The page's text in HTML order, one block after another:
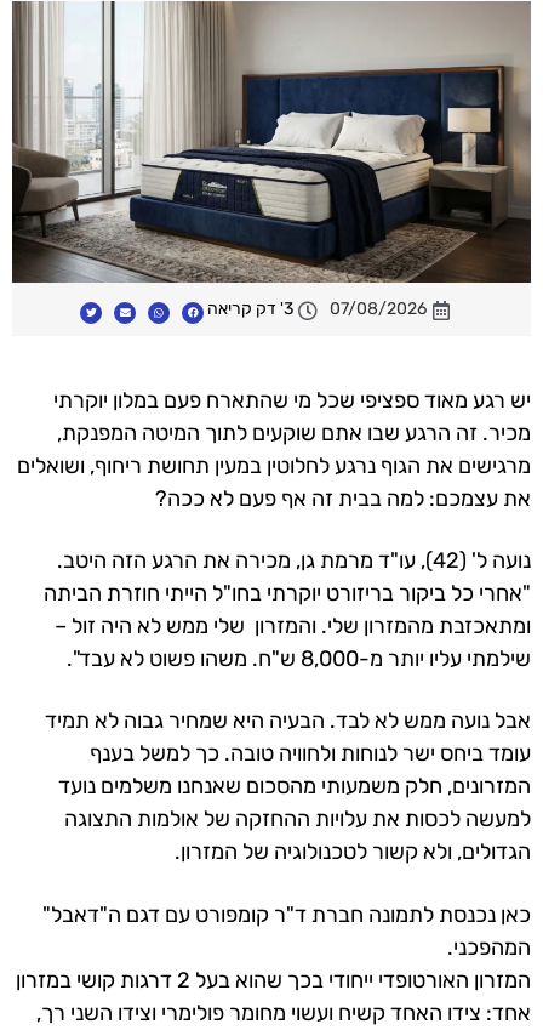
07/08/2026 3' דק קריאה
יש רגע מאוד ספציפי שכל מי שהתארח פעם במלון יוקרתי
מכיר. זה הרגע שבו אתם שוקעים לתוך המיטה המפנקת,
מרגישים את הגוף נרגע לחלוטין במעין תחושת ריחוף, ושואלים
את עצמכם: למה בבית זה אף פעם לא ככה?
נועה ל' (42), עו"ד מרמת גן, מכירה את הרגע הזה היטב.
"אחרי כל ביקור בריזורט יוקרתי בחו"ל הייתי חוזרת הביתה
ומתאכזבת מהמזרון שלי. והמזרון שלי ממש לא היה זול –
שילמתי עליו יותר מ-8,000 ש"ח. משהו פשוט לא עבד".
אבל נועה ממש לא לבד. הבעיה היא שמחיר גבוה לא תמיד
עומד ביחס ישר לנוחות ולחוויה טובה. כך למשל בענף
המזרונים, חלק משמעותי מהסכום שאנחנו משלמים נועד
למעשה לכסות את עלויות ההחזקה של אולמות התצוגה
הגדולים, ולא קשור לטכנולוגיה של המזרון.
כאן נכנסת לתמונה חברת ד"ר קומפורט עם דגם ה"דאבל"
המהפכני.
המזרון האורטופדי ייחודי בכך שהוא בעל 2 דרגות קושי במזרון
אחד: צידו האחד קשיח ועשוי מחומר פולימרי וצידו השני רך,